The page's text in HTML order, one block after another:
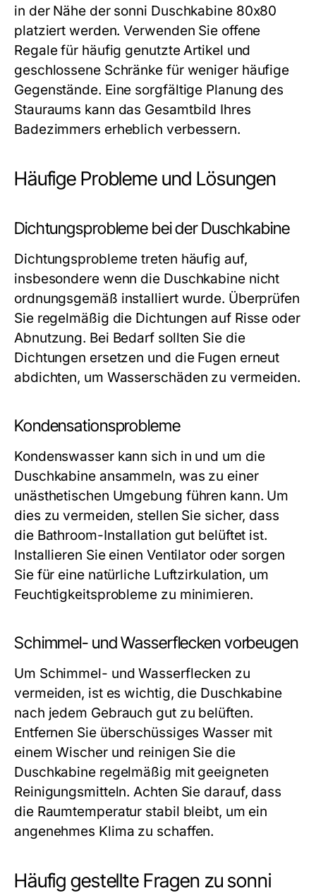
in der Nähe der sonni Duschkabine 80x80
platziert werden. Verwenden Sie offene
Regale für häufig genutzte Artikel und
geschlossene Schränke für weniger häufige
Gegenstände. Eine sorgfältige Planung des
Stauraums kann das Gesamtbild Ihres
Badezimmers erheblich verbessern.
Häufige Probleme und Lösungen
Dichtungsprobleme bei der Duschkabine
Dichtungsprobleme treten häufig auf,
insbesondere wenn die Duschkabine nicht
ordnungsgemäß installiert wurde. Überprüfen
Sie regelmäßig die Dichtungen auf Risse oder
Abnutzung. Bei Bedarf sollten Sie die
Dichtungen ersetzen und die Fugen erneut
abdichten, um Wasserschäden zu vermeiden.
Kondensationsprobleme
Kondenswasser kann sich in und um die
Duschkabine ansammeln, was zu einer
unästhetischen Umgebung führen kann. Um
dies zu vermeiden, stellen Sie sicher, dass
die Bathroom-Installation gut belüftet ist.
Installieren Sie einen Ventilator oder sorgen
Sie für eine natürliche Luftzirkulation, um
Feuchtigkeitsprobleme zu minimieren.
Schimmel- und Wasserflecken vorbeugen
Um Schimmel- und Wasserflecken zu
vermeiden, ist es wichtig, die Duschkabine
nach jedem Gebrauch gut zu belüften.
Entfernen Sie überschüssiges Wasser mit
einem Wischer und reinigen Sie die
Duschkabine regelmäßig mit geeigneten
Reinigungsmitteln. Achten Sie darauf, dass
die Raumtemperatur stabil bleibt, um ein
angenehmes Klima zu schaffen.
Häufig gestellte Fragen zu sonni